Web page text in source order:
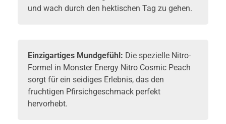
und wach durch den hektischen Tag zu gehen.
Einzigartiges Mundgefühl: Die spezielle Nitro-
Formel in Monster Energy Nitro Cosmic Peach
sorgt für ein seidiges Erlebnis, das den
fruchtigen Pfirsichgeschmack perfekt
hervorhebt.